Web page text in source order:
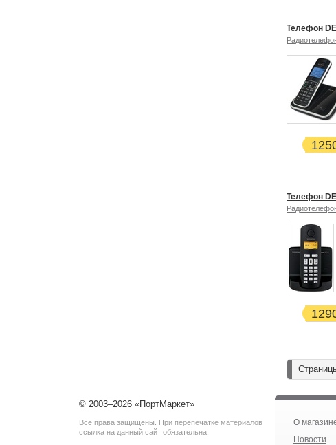
Телефон
Телефон
© 2003–2026 «ПортМаркет»
Все права защищены. При перепечатке материалов
ссылка на данный сайт обязательна.
О
Новости